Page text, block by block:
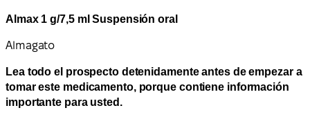
Almax 1 g/7,5 ml Suspensión oral
Almagato
Lea todo el prospecto detenidamente antes de empezar a
tomar este medicamento, porque contiene información
importante para usted.